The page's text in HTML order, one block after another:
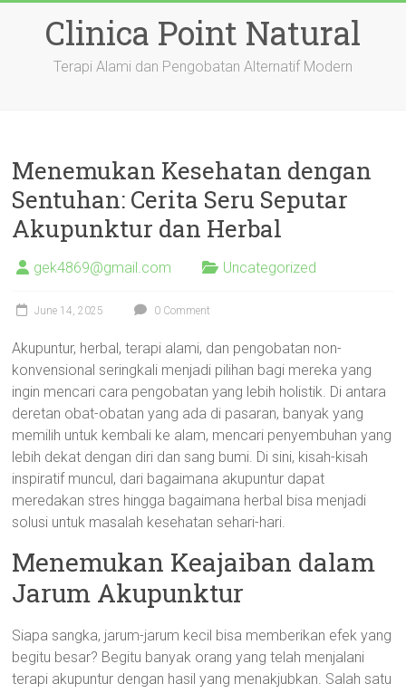
contentClinica Point Natural
Terapi Alami dan Pengobatan Alternatif Modern
Menemukan Kesehatan dengan
Sentuhan: Cerita Seru Seputar
Akupunktur dan Herbal
gek4869@gmail.com Uncategorized
June 14, 2025 0 Comment
Akupuntur, herbal, terapi alami, dan pengobatan non-
konvensional seringkali menjadi pilihan bagi mereka yang
ingin mencari cara pengobatan yang lebih holistik. Di antara
deretan obat-obatan yang ada di pasaran, banyak yang
memilih untuk kembali ke alam, mencari penyembuhan yang
lebih dekat dengan diri dan sang bumi. Di sini, kisah-kisah
inspiratif muncul, dari bagaimana akupuntur dapat
meredakan stres hingga bagaimana herbal bisa menjadi
solusi untuk masalah kesehatan sehari-hari.
Menemukan Keajaiban dalam
Jarum Akupunktur
Siapa sangka, jarum-jarum kecil bisa memberikan efek yang
begitu besar? Begitu banyak orang yang telah menjalani
terapi akupuntur dengan hasil yang menakjubkan. Salah satu